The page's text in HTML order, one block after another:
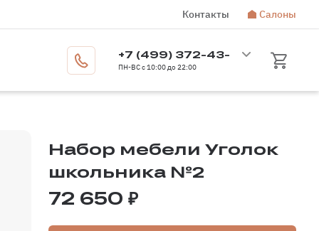
Контакты Салоны
Москва
+7 (499) 372-43-
72
Бесплатный звонок по России
8 800 350-14-70
ПН-ВС с 10:00 до 22:00
Набор мебели Уголок
школьника №2
72 650 ₽